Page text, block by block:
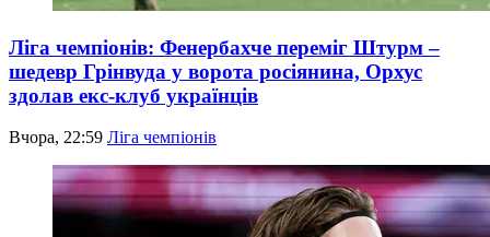
Ліга чемпіонів: Фенербахче переміг Штурм –
шедевр Грінвуда у ворота росіянина, Орхус
здолав екс-клуб українців
Вчора, 22:59 Ліга чемпіонів